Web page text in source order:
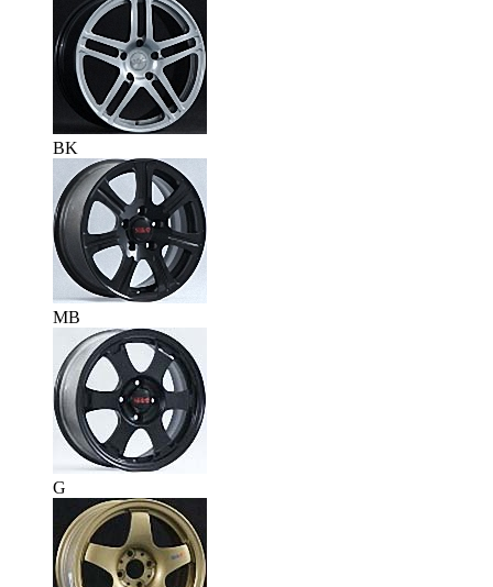
BK
MB
G